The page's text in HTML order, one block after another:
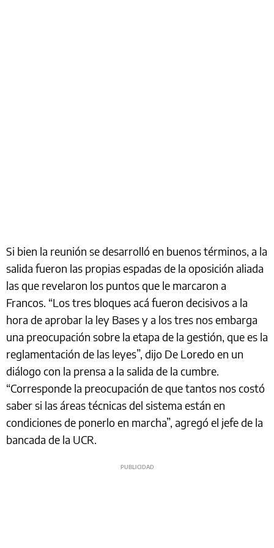
Si bien la reunión se desarrolló en buenos términos, a la
salida fueron las propias espadas de la oposición aliada
las que revelaron los puntos que le marcaron a
Francos. “Los tres bloques acá fueron decisivos a la
hora de aprobar la ley Bases y a los tres nos embarga
una preocupación sobre la etapa de la gestión, que es la
reglamentación de las leyes”, dijo De Loredo en un
diálogo con la prensa a la salida de la cumbre.
“Corresponde la preocupación de que tantos nos costó
saber si las áreas técnicas del sistema están en
condiciones de ponerlo en marcha”, agregó el jefe de la
bancada de la UCR.